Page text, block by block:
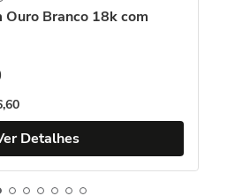
Ouro Branco 18k com
,60
Detalhes